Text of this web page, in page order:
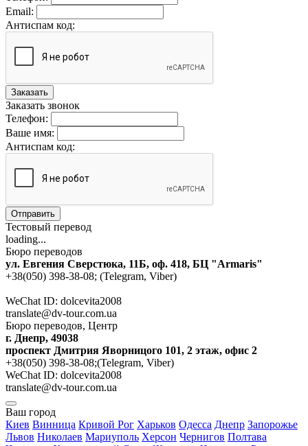
Email:
Антиспам код:
Заказать
Заказать звонок
Телефон:
Ваше имя:
Антиспам код:
Отправить
Тестовый перевод
loading...
Бюро переводов
ул. Евгения Сверстюка, 11Б, оф. 418, БЦ "Armaris"
+38(050) 398-38-08; (Telegram, Viber)
WeChat ID: dolcevita2008
translate@dv-tour.com.ua
Бюро переводов, Центр
г. Днепр, 49038
проспект Дмитрия Яворницого 101, 2 этаж, офис 2
+38(050) 398-38-08;(Telegram, Viber)
WeChat ID: dolcevita2008
translate@dv-tour.com.ua
Ваш город
Киев Винница Кривой Рог Харьков Одесса Днепр Запорожье
Львов Николаев Мариуполь Херсон Чернигов Полтава